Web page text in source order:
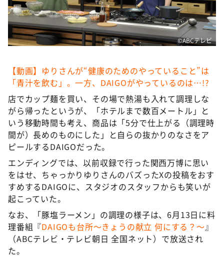
©ABCテレビ
【動画】ゆりさんが“健康のためのやっていること”は
「青汁を飲む」。一方、DAIGOがやっているのは…!?
店でカップ麺を買い、その場で熱湯も入れて調理しな
がら帰ったというが、「ホテルまで数百メートル」と
いう移動時間も考え、商品は「5分で仕上がる（調理時
間が）長めのものにした」と自らの抜かりのなさをア
ピールするDAIGOだった。
エンディングでは、以前収録で行った関西万博に思い
をはせ、ちゃっかりゆりさんのバズったXの投稿をおす
すめするDAIGOに、スタジオのスタッフからも笑いが
起こっていた。
なお、「豚塩ラーメン」の調理の様子は、6月13日に料
理番組『DAIGOも台所～きょうの献立 何にする？～』
（ABCテレビ・テレビ朝日 全国ネット）で放送され
た。